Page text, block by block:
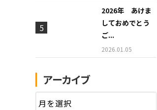
2026年 あけま
しておめでとう
ご...
2026.01.05
アーカイブ